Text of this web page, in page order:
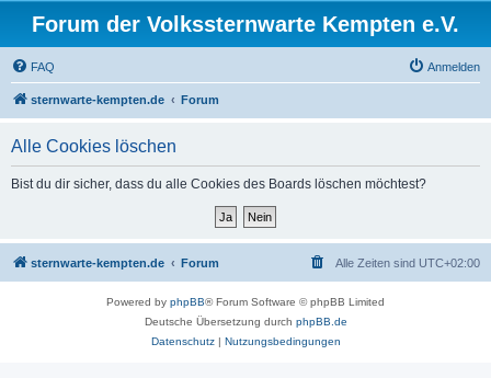
Forum der Volkssternwarte Kempten e.V.
FAQ Anmelden
sternwarte-kempten.de Forum
Alle Cookies löschen
Bist du dir sicher, dass du alle Cookies des Boards löschen möchtest?
sternwarte-kempten.de Forum Alle Zeiten sind UTC+02:00
Powered by phpBB® Forum Software © phpBB Limited
Deutsche Übersetzung durch phpBB.de
Datenschutz| Nutzungsbedingungen